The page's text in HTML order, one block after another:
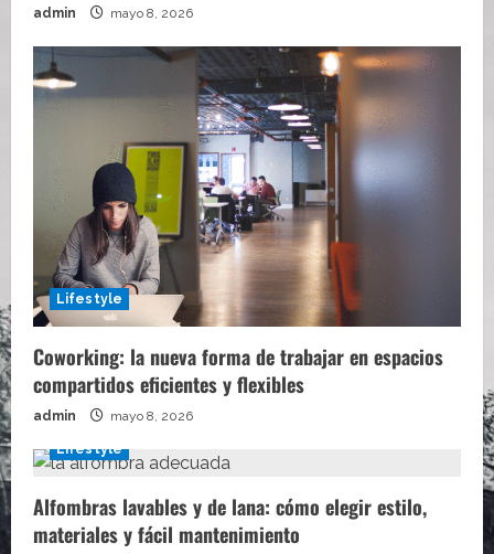
admin mayo 8, 2026
Lifestyle
Coworking: la nueva forma de trabajar en espacios
compartidos eficientes y flexibles
admin mayo 8, 2026
Lifestyle
Alfombras lavables y de lana: cómo elegir estilo,
materiales y fácil mantenimiento